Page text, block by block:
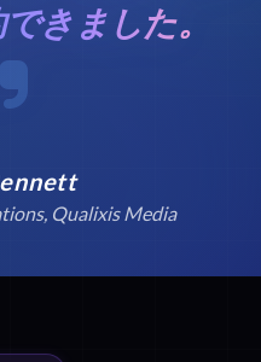
きました。
Qualixis Media